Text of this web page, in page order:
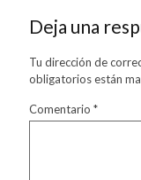
Deja una
Tu dirección de
obligatorios están
Comentario *